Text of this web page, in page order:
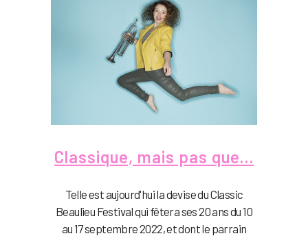
Classique, mais pas que…
Telle est aujourd'hui la devise du Classic
Beaulieu Festival qui fêtera ses 20 ans du 10
au 17 septembre 2022, et dont le parrain